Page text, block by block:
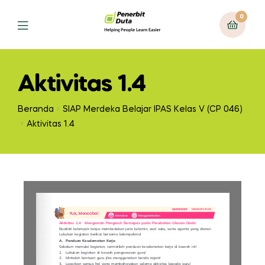
0
Aktivitas 1.4
Beranda
SIAP Merdeka Belajar IPAS Kelas V (CP 046)
Aktivitas 1.4